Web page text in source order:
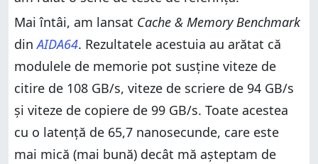
Mai întâi, am lansat Cache & Memory Benchmark
dinAIDA64. Rezultatele acestuia au arătat că
modulele de memorie pot susține viteze de
citire de 108 GB/s, viteze de scriere de 94 GB/s
și viteze de copiere de 99 GB/s. Toate acestea
cu o latență de 65,7 nanosecunde, care este
mai mică (mai bună) decât mă așteptam de